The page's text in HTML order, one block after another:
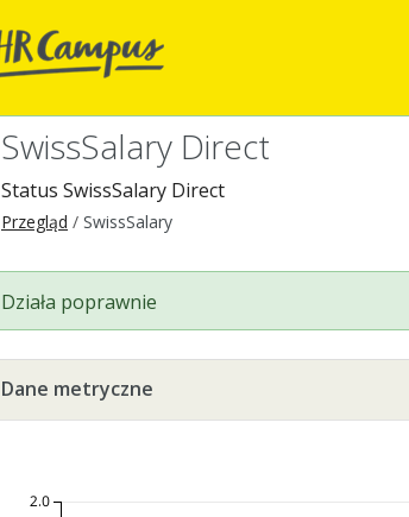
SwissSalary Direct
Status SwissSalary Direct
Przegląd SwissSalary
Działa poprawnie
Dane metryczne
2.0